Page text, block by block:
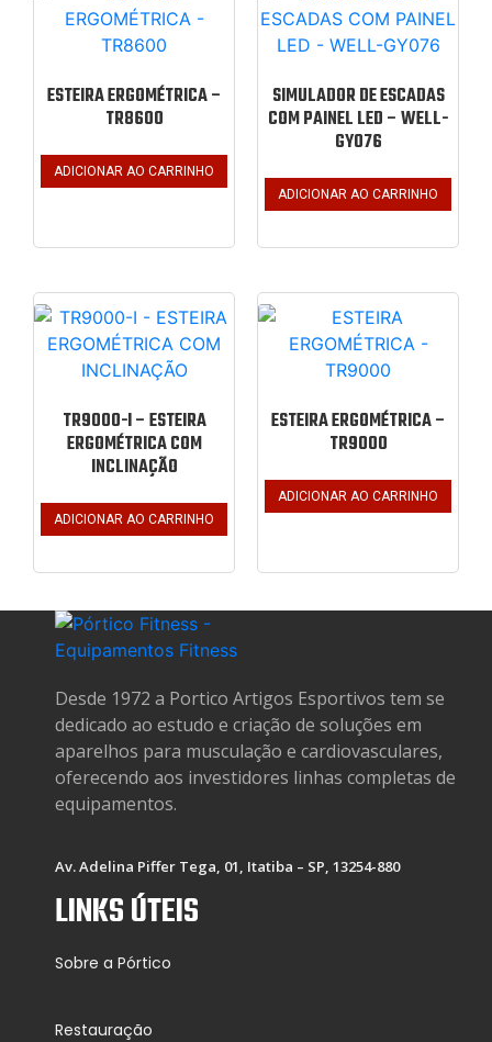
ESTEIRA ERGOMÉTRICA –
TR8600
ADICIONAR AO CARRINHO
SIMULADOR DE ESCADAS
COM PAINEL LED – WELL-
GY076
ADICIONAR AO CARRINHO
TR9000-I – ESTEIRA
ERGOMÉTRICA COM
INCLINAÇÃO
ADICIONAR AO CARRINHO
ESTEIRA ERGOMÉTRICA –
TR9000
ADICIONAR AO CARRINHO
Desde 1972 a Portico Artigos Esportivos tem se
dedicado ao estudo e criação de soluções em
aparelhos para musculação e cardiovasculares,
oferecendo aos investidores linhas completas de
equipamentos.
Av. Adelina Piffer Tega, 01, Itatiba – SP, 13254-880
LINKS ÚTEIS
Sobre a Pórtico
Restauração